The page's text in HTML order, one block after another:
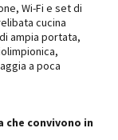
Wi-Fi e set di
cucina
ampia portata,
a poca
convivono in